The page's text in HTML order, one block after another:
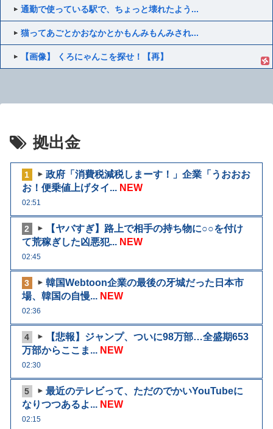
通勤で使っている駅で、ちょっと壊れたよう...
猫ってあごとかおなかとかもんみもんみされ...
【画像】 くろにゃんこを探せ！【再】
拠出金
1
政府「消費税減税しまーす！」企業「うおおお
お！便乗値上げタイ... NEW
02:51
2
【ヤバすぎ】路上で相手の持ち物に○○を付け
て荒稼ぎした凶悪犯... NEW
02:45
3
韓国Webtoon企業の最後の牙城だった日本市
場、韓国の自慢... NEW
02:36
4
【悲報】ジャンプ、ついに98万部…全盛期653
万部からここま... NEW
02:30
5
最近のテレビって、ただのでかいYouTubeに
なりつつあるよ... NEW
02:15